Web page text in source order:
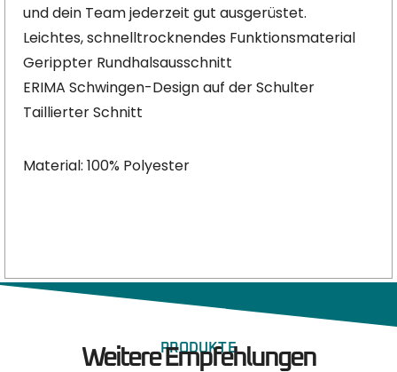
und dein Team jederzeit gut ausgerüstet.
Leichtes, schnelltrocknendes Funktionsmaterial
Gerippter Rundhalsausschnitt
ERIMA Schwingen-Design auf der Schulter
Taillierter Schnitt
Material: 100% Polyester
PRODUKTE
Weitere Empfehlungen